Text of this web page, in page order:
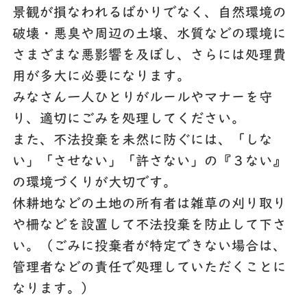
景観が損なわれるばかりでなく、自然環境の
破壊・悪臭や周辺の土壌、水質などの環境に
さまざまな悪影響を及ぼし、さらには処理費
用が多大に必要になります。
みなさん一人ひとりがルールやマナーを守
り、適切にごみを処理してください。
また、不法投棄を未然に防ぐには、「しな
い」「させない」「許さない」の『３ない』
の環境づくりが大切です。
休耕地などの土地の所有者は雑草の刈り取り
や柵などを設置して不法投棄を防止して下さ
い。（ごみに投棄者が特定できない場合は、
管理者などの責任で処理していただくことに
なります。）